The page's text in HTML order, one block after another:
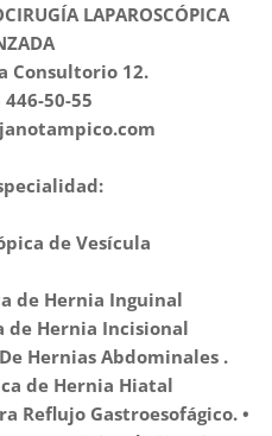
LAPAROSCÓPICA
Consultorio 12.
50-55
de Vesícula ✅️
de Hernia Inguinal ✅️
de Hernia Incisional ✅️
Hernias Abdominales .
de Hernia Hiatal ✅️
Reflujo Gastroesofágico. •